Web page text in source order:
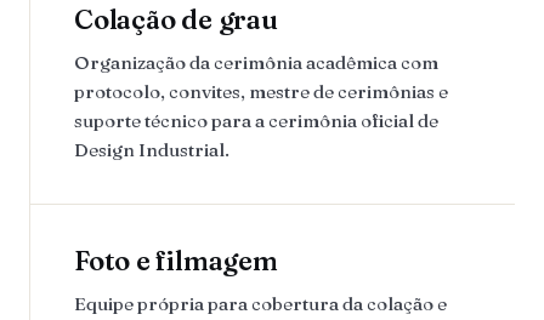
Colação de grau
Organização da cerimônia acadêmica com
protocolo, convites, mestre de cerimônias e
suporte técnico para a cerimônia oficial de
Design Industrial.
Foto e filmagem
Equipe própria para cobertura da colação e